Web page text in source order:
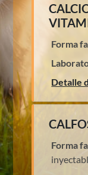
Forma
Detalle
Forma